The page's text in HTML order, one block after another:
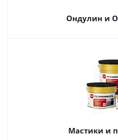
Ондулин и
Мастики и